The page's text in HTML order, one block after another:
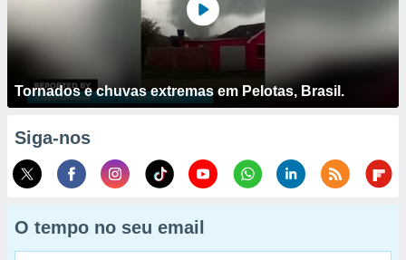
Tornados e chuvas extremas em Pelotas, Brasil.
Siga-nos
O tempo no seu email